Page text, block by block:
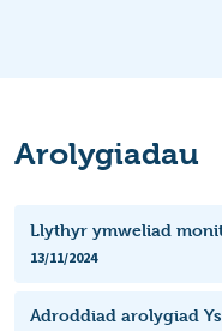
Arolygiadau
Llythyr ymweliad
13/11/2024
Adroddiad arolygiad